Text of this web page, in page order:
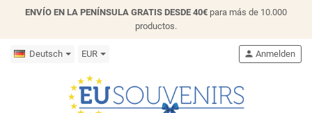
ENVÍO EN LA PENÍNSULA GRATIS DESDE 40€ para más de 10.000
productos.
Deutsch EUR person Anmelden